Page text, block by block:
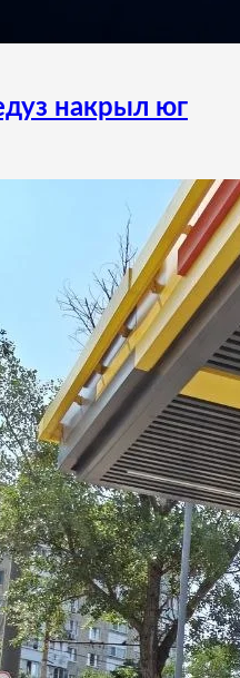
накрыл юг